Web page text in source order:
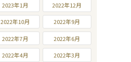
2023年1月 2022年12月
2022年10月 2022年9月
2022年7月 2022年6月
2022年4月 2022年3月